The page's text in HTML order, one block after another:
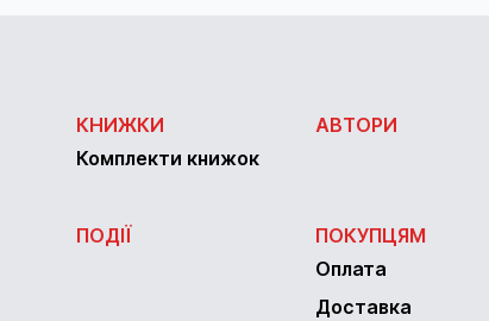
КНИЖКИ
Комплекти книжок
АВТОРИ
ПОДІЇ
ПОКУПЦЯМ
Оплата
Доставка